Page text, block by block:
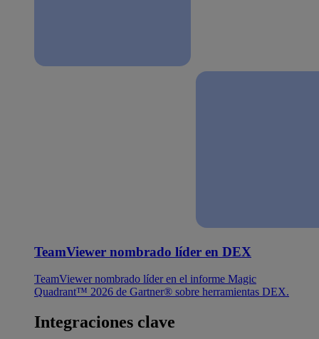
TeamViewer nombrado líder en DEX
TeamViewer nombrado líder en el informe Magic
Quadrant™ 2026 de Gartner® sobre herramientas DEX.
Integraciones clave